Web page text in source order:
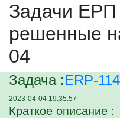
Задачи ЕРП
решенные
04
Задача :ERP-
2023-04-04 19:35:57
Краткое описание :